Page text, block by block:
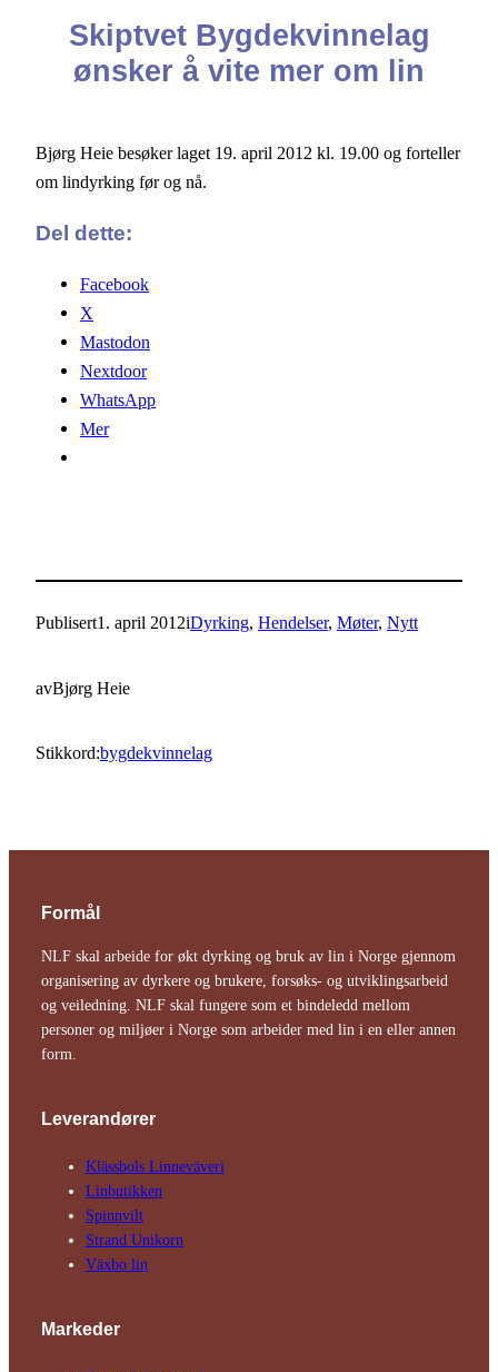
Skiptvet Bygdekvinnelag
ønsker å vite mer om lin
Bjørg Heie besøker laget 19. april 2012 kl. 19.00 og forteller
om lindyrking før og nå.
Del dette:
Facebook
X
Mastodon
Nextdoor
WhatsApp
Mer
Publisert1. april 2012iDyrking, Hendelser, Møter, Nytt
avBjørg Heie
Stikkord:bygdekvinnelag
Formål
NLF skal arbeide for økt dyrking og bruk av lin i Norge gjennom
organisering av dyrkere og brukere, forsøks- og utviklingsarbeid
og veiledning. NLF skal fungere som et bindeledd mellom
personer og miljøer i Norge som arbeider med lin i en eller annen
form.
Leverandører
Klässbols Linne­väveri
Linbutikken
Spinnvilt
Strand Unikorn
Växbo lin
Markeder